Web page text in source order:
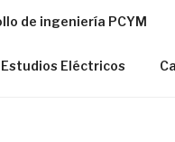
de ingeniería PCYM
Estudios Eléctricos